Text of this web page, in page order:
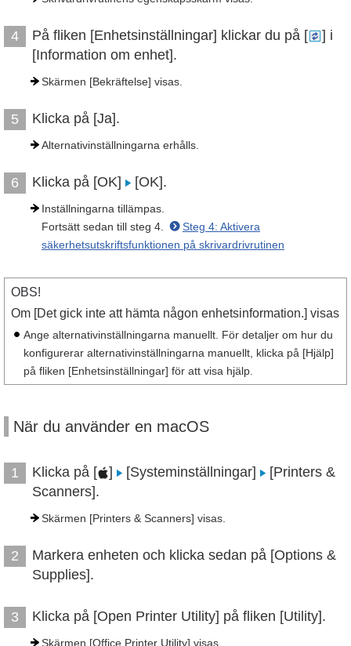
4 På fliken [Enhetsinställningar] klickar du på [
] i
[Information om enhet].
Skärmen [Bekräftelse] visas.
5 Klicka på [Ja].
Alternativinställningarna erhålls.
6 Klicka på [OK] [OK].
Inställningarna tillämpas.
Fortsätt sedan till steg 4.
Steg 4: Aktivera
säkerhetsutskriftsfunktionen på skrivardrivrutinen
OBS!
Om [Det gick inte att hämta någon enhetsinformation.] visas
Ange alternativinställningarna manuellt. För detaljer om hur du
konfigurerar alternativinställningarna manuellt, klicka på [Hjälp]
på fliken [Enhetsinställningar] för att visa hjälp.
När du använder en macOS
1 Klicka på [ ] [Systeminställningar]
[Printers &
Scanners].
Skärmen [Printers & Scanners] visas.
2
Markera enheten och klicka sedan på [Options &
Supplies].
3 Klicka på [Open Printer Utility] på fliken [Utility].
Skärmen [Office Printer Utility] visas.